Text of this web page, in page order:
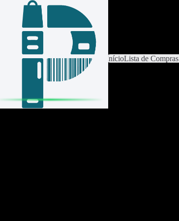
Iniciar sessão / Criar conta
Mudar de lista Definições da lista InícioLista de Compras